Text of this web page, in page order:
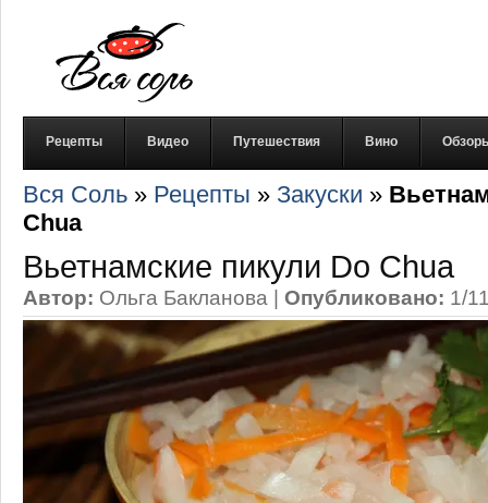
Рецепты Видео Путешествия Вино
Вся Соль » Рецепты » Закуски »
Chua
Вьетнамские пикули Do Chua
Автор: Ольга Бакланова | Опубликовано: 1/